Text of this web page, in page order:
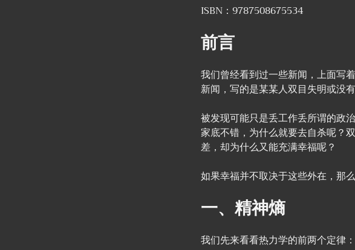
ISBN：9787508675534
前言
我们曾经看到过一些新闻，上面写
新闻，写的是某某人双目失明或没
被发现可能只是丢工作丢所谓的政
家底不错，为什么就要去自杀呢？
差，却为什么又能充满幸福呢？
如果幸福并不取决于这些外在，那
一、精神熵
我们先来看看热力学的前两个定律：